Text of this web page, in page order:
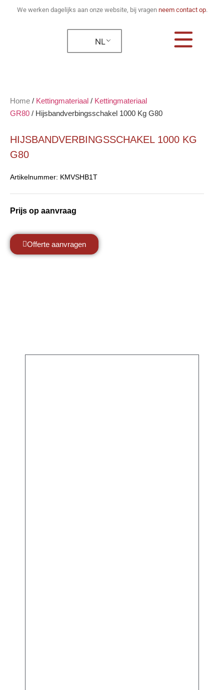
We werken dagelijks aan onze website, bij vragen neem contact op.
NL
Home / Kettingmateriaal / Kettingmateriaal
GR80 / Hijsbandverbingsschakel 1000 Kg G80
HIJSBANDVERBINGSSCHAKEL 1000 KG
G80
Artikelnummer: KMVSHB1T
Prijs op aanvraag
Offerte aanvragen